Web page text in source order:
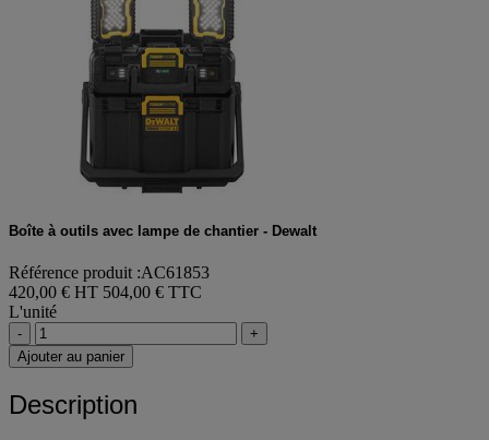
Boîte à outils avec lampe de chantier - Dewalt
Référence produit :AC61853
420,00 € HT 504,00 € TTC
L'unité
-
+
Ajouter au panier
Description